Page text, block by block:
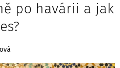
po havárii a jak